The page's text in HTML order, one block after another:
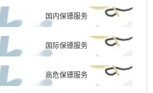
国内保镖服务
国际保镖服务
高危保镖服务